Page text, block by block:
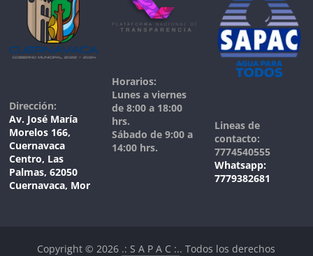
Dirección:
Av. José María
Morelos 166,
Cuernavaca
Centro, Las
Palmas, 62050
Cuernavaca, Mor
Horarios:
Lunes a viernes
de 8:00 a 18:00
hrs.
Sábado de 9:00 a
14:00 hrs.
Lineas de
contacto:
7774540555
Whatsapp:
7779382681
Copyright © 2026 .: S A P A C :.. Todos los derechos